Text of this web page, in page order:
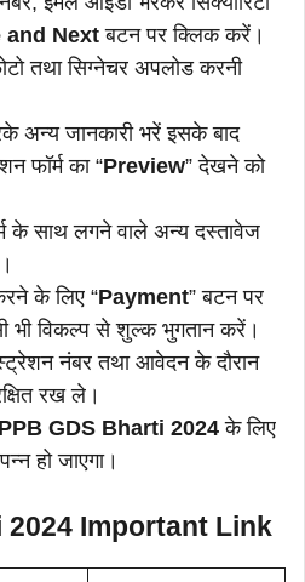
and Next बटन पर क्लिक करें।
तथा सिग्नेचर अपलोड करनी
अन्य जानकारी भरें इसके बाद
फॉर्म का “Preview” देखने को
के साथ लगने वाले अन्य दस्तावेज
के लिए “Payment” बटन पर
भी विकल्प से शुल्क भुगतान करें।
नंबर तथा आवेदन के दौरान
रख ले।
GDS Bharti 2024 के लिए
हो जाएगा।
2024 Important Link